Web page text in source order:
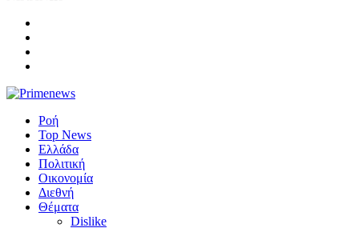
Ροή
Top News
Ελλάδα
Πολιτική
Οικονομία
Διεθνή
Θέματα
Dislike